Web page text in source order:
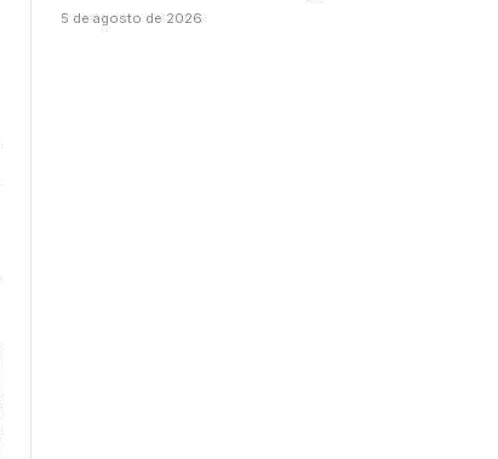
5 de agosto de 2026